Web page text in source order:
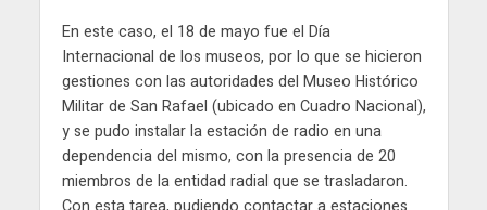
En este caso, el 18 de mayo fue el Día
Internacional de los museos, por lo que se hicieron
gestiones con las autoridades del Museo Histórico
Militar de San Rafael (ubicado en Cuadro Nacional),
y se pudo instalar la estación de radio en una
dependencia del mismo, con la presencia de 20
miembros de la entidad radial que se trasladaron.